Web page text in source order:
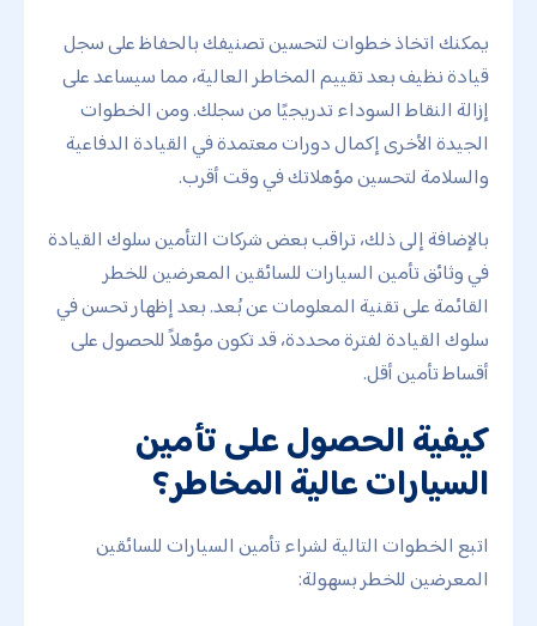
يمكنك اتخاذ خطوات لتحسين تصنيفك بالحفاظ على سجل
قيادة نظيف بعد تقييم المخاطر العالية، مما سيساعد على
إزالة النقاط السوداء تدريجيًا من سجلك. ومن الخطوات
الجيدة الأخرى إكمال دورات معتمدة في القيادة الدفاعية
والسلامة لتحسين مؤهلاتك في وقت أقرب.
بالإضافة إلى ذلك، تراقب بعض شركات التأمين سلوك القيادة
في وثائق تأمين السيارات للسائقين المعرضين للخطر
القائمة على تقنية المعلومات عن بُعد. بعد إظهار تحسن في
سلوك القيادة لفترة محددة، قد تكون مؤهلاً للحصول على
أقساط تأمين أقل.
كيفية الحصول على تأمين
السيارات عالية المخاطر؟
اتبع الخطوات التالية لشراء تأمين السيارات للسائقين
المعرضين للخطر بسهولة: